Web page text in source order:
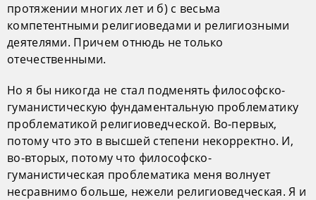
протяжении многих лет и б) с весьма
компетентными религиоведами и религиозными
деятелями. Причем отнюдь не только
отечественными.
Но я бы никогда не стал подменять философско-
гуманистическую фундаментальную проблематику
проблематикой религиоведческой. Во-первых,
потому что это в высшей степени некорректно. И,
во-вторых, потому что философско-
гуманистическая проблематика меня волнует
несравнимо больше, нежели религиоведческая. Я и